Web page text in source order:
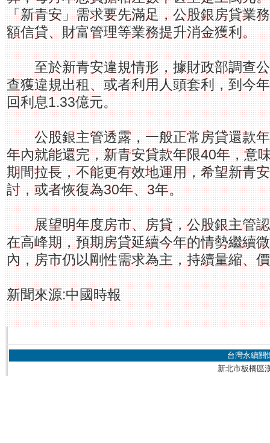
「新青安」需求要先滿足，公股銀房貸業
額信貸、財富管理等業務提升消金獲利。
至於新青安違規情形，據財政部調查公
查獲違規出租、或者利用人頭套利，到今
回利息1.33億元。
公股銀主管透露，一般正常房貸還款年
年內就能還完，新青安貸款年限40年，意
期間拉長，不能更有效地運用，希望新青
討，或者恢復為30年、3年。
展望明年度房市、房貸，公股銀主管認
在高峰期，預期房貸延續今年的情勢繼續
內，房市仍以剛性需求為主，持續量縮、
新聞來源:中國時報
台灣永續關
新北市板橋區